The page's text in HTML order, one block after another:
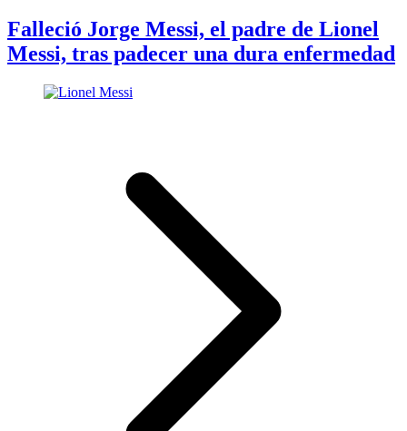
Falleció Jorge Messi, el padre de Lionel
Messi, tras padecer una dura enfermedad